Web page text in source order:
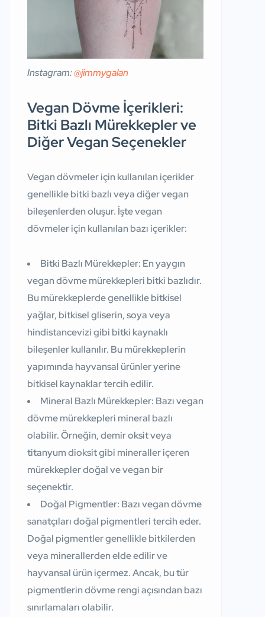
Instagram:@jimmygalan
Vegan Dövme İçerikleri:
Bitki Bazlı Mürekkepler ve
Diğer Vegan Seçenekler
Vegan dövmeler için kullanılan içerikler
genellikle bitki bazlı veya diğer vegan
bileşenlerden oluşur. İşte vegan
dövmeler için kullanılan bazı içerikler:
Bitki Bazlı Mürekkepler: En yaygın
vegan dövme mürekkepleri bitki bazlıdır.
Bu mürekkeplerde genellikle bitkisel
yağlar, bitkisel gliserin, soya veya
hindistancevizi gibi bitki kaynaklı
bileşenler kullanılır. Bu mürekkeplerin
yapımında hayvansal ürünler yerine
bitkisel kaynaklar tercih edilir.
Mineral Bazlı Mürekkepler: Bazı vegan
dövme mürekkepleri mineral bazlı
olabilir. Örneğin, demir oksit veya
titanyum dioksit gibi mineraller içeren
mürekkepler doğal ve vegan bir
seçenektir.
Doğal Pigmentler: Bazı vegan dövme
sanatçıları doğal pigmentleri tercih eder.
Doğal pigmentler genellikle bitkilerden
veya minerallerden elde edilir ve
hayvansal ürün içermez. Ancak, bu tür
pigmentlerin dövme rengi açısından bazı
sınırlamaları olabilir.